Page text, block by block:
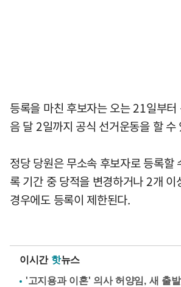
등록을 마친 후보자는 오는 21일부
음 달 2일까지 공식 선거운동을 할 수
정당 당원은 무소속 후보자로 등록할
록 기간 중 당적을 변경하거나 2개 이
경우에도 등록이 제한된다.
이시간 핫뉴스
'고지용과 이혼' 의사 허양임, 새 출